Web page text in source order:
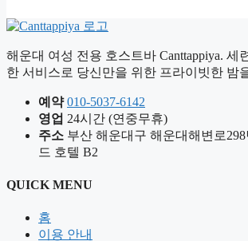
해운대 여성 전용 호스트바 Canttappiya. 세
한 서비스로 당신만을 위한 프라이빗한 밤
예약 010-5037-6142
영업 24시간 (연중무휴)
주소 부산 해운대구 해운대해변로
드 호텔 B2
QUICK MENU
홈
이용 안내